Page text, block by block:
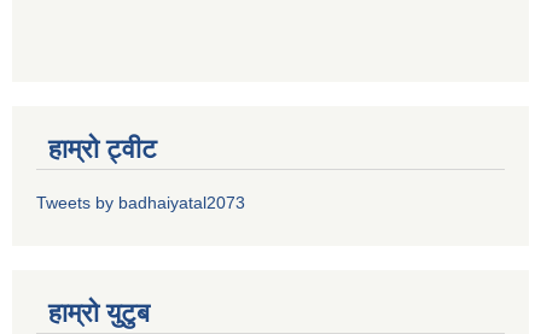
हाम्रो ट्वीट
Tweets by badhaiyatal2073
हाम्रो युटुब